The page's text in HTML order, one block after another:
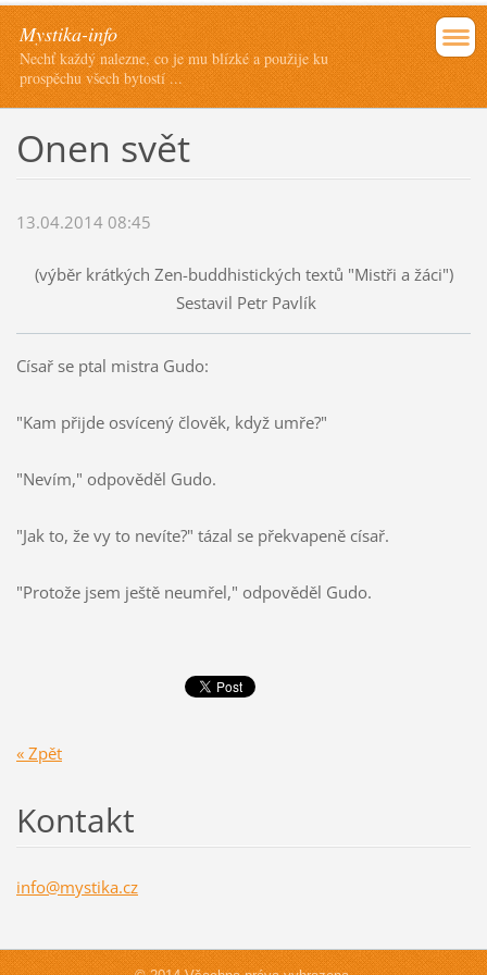
Mystika-info
Nechť každý nalezne, co je mu blízké a použije ku
prospěchu všech bytostí ...
Onen svět
13.04.2014 08:45
(výběr krátkých Zen-buddhistických textů "Mistři a žáci")
Sestavil Petr Pavlík
Císař se ptal mistra Gudo:
"Kam přijde osvícený člověk, když umře?"
"Nevím," odpověděl Gudo.
"Jak to, že vy to nevíte?" tázal se překvapeně císař.
"Protože jsem ještě neumřel," odpověděl Gudo.
« Zpět
Kontakt
info@mystika.cz